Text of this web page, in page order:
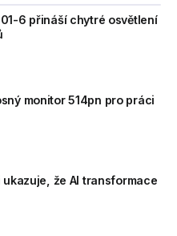
6 přináší chytré osvětlení
monitor 514pn pro práci
ukazuje, že AI transformace